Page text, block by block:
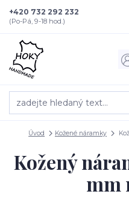
+420 732 292 232
(Po-Pá, 9-18 hod.)
Úvod Kožené náramky
Kožený
mm